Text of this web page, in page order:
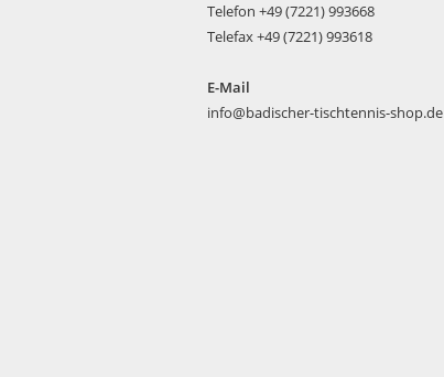
Telefon +49 (7221) 993668
Telefax +49 (7221) 993618
E-Mail
info@badischer-tischtennis-shop.de